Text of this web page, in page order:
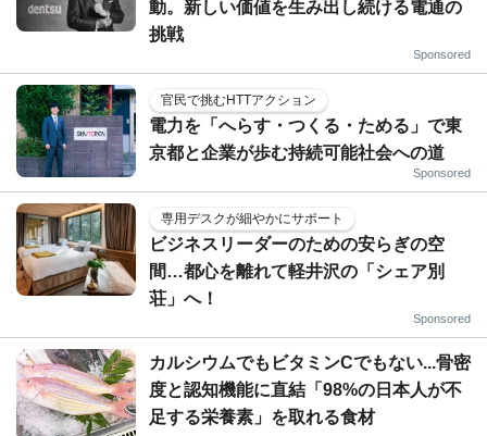
動。新しい価値を生み出し続ける電通の
挑戦
Sponsored
官民で挑むHTTアクション
電力を「へらす・つくる・ためる」で東
京都と企業が歩む持続可能社会への道
Sponsored
専用デスクが細やかにサポート
ビジネスリーダーのための安らぎの空
間…都心を離れて軽井沢の「シェア別
荘」へ！
Sponsored
カルシウムでもビタミンCでもない...骨密
度と認知機能に直結「98%の日本人が不
足する栄養素」を取れる食材